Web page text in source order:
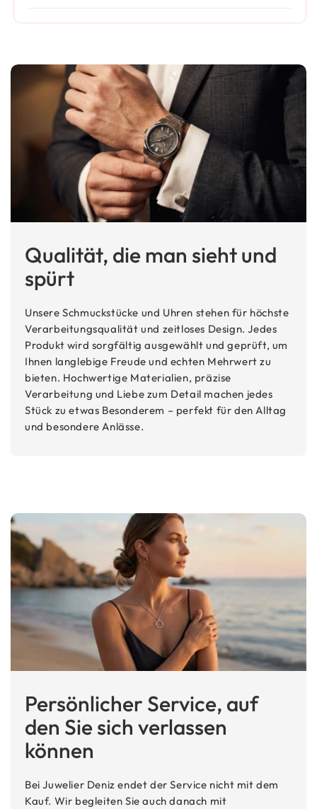
Qualität, die man sieht und
spürt
Unsere Schmuckstücke und Uhren stehen für höchste
Verarbeitungsqualität und zeitloses Design. Jedes
Produkt wird sorgfältig ausgewählt und geprüft, um
Ihnen langlebige Freude und echten Mehrwert zu
bieten. Hochwertige Materialien, präzise
Verarbeitung und Liebe zum Detail machen jedes
Stück zu etwas Besonderem – perfekt für den Alltag
und besondere Anlässe.
Persönlicher Service, auf
den Sie sich verlassen
können
Bei Juwelier Deniz endet der Service nicht mit dem
Kauf. Wir begleiten Sie auch danach mit